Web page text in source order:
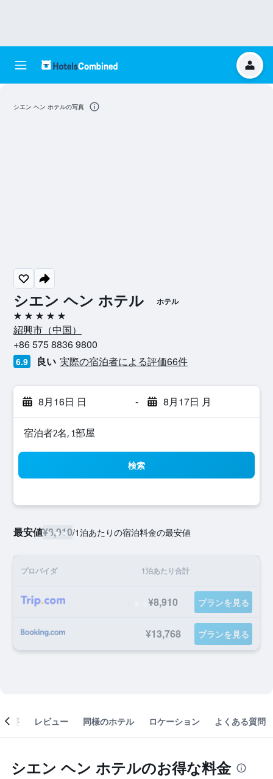
シエン ヘン ホテル ホテル
5つ星
紹興市​（中国​）​
+86 575 8836 9800
6.9 良い 実際の宿泊者による評価66​件
8月16日 日 - 8月17日 月
宿泊者2名, 1​部屋
検索
最安値¥8,910/1泊あたりの宿泊料金の最安値
プロバイダ 1泊あたり合計
¥8,910 プランを見る
¥13,768 プランを見る
シエン ヘン ホテルの写真
概要 レビュー 同様のホテル ロケーション よくある質問
シエン ヘン ホテルのお得な料金